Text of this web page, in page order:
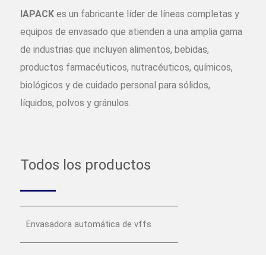
IAPACK es un fabricante líder de líneas completas y
equipos de envasado que atienden a una amplia gama
de industrias que incluyen alimentos, bebidas,
productos farmacéuticos, nutracéuticos, químicos,
biológicos y de cuidado personal para sólidos,
líquidos, polvos y gránulos.
Todos los productos
Envasadora automática de vffs